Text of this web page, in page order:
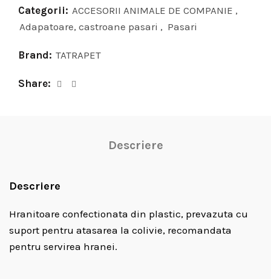
Categorii: ACCESORII ANIMALE DE COMPANIE ,
Adapatoare, castroane pasari , Pasari
Brand: TATRAPET
Share
Descriere
Descriere
Hranitoare confectionata din plastic, prevazuta cu
suport pentru atasarea la colivie, recomandata
pentru servirea hranei.